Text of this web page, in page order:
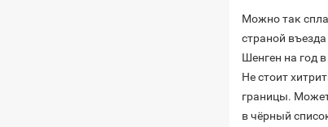
Можно так
страной въезда
Шенген на год
Не стоит
границы.
в чёрный